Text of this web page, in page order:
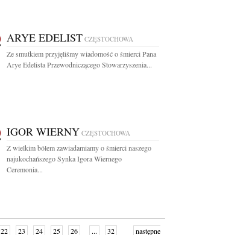
ARYE EDELIST CZĘSTOCHOWA
Ze smutkiem przyjęliśmy wiadomość o śmierci Pana
Arye Edelista Przewodniczącego Stowarzyszenia...
IGOR WIERNY CZĘSTOCHOWA
Z wielkim bólem zawiadamiamy o śmierci naszego
najukochańszego Synka Igora Wiernego
Ceremonia...
22 23 24 25 26 ... 32 następne